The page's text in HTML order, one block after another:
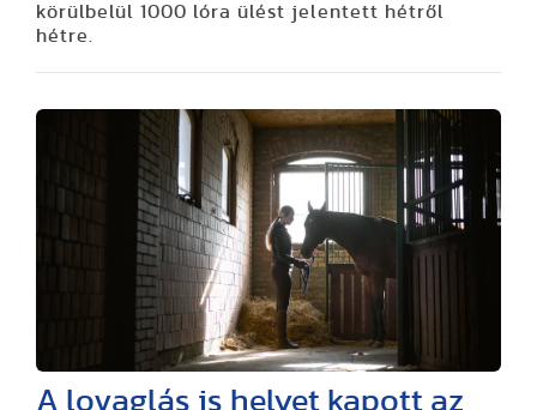
körülbelül 1000 lóra ülést jelentett hétről
hétre.
A lovaglás is helyet kapott az